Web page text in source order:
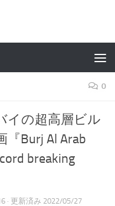
0
イの超高層ビル
Burj Al Arab
breaking
· 更新済み 2022/05/27